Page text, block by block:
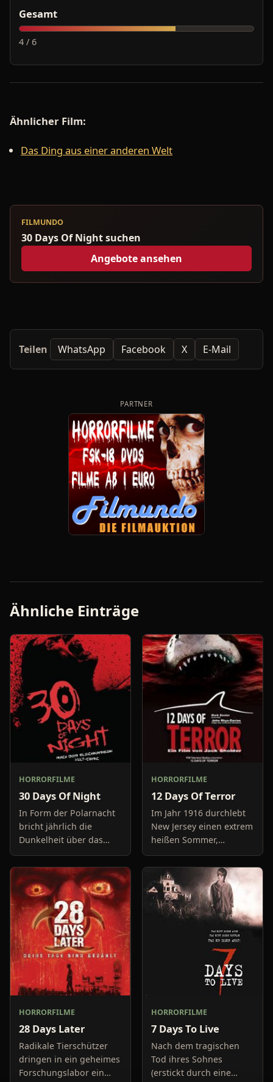
Gesamt
4 / 6
Ähnlicher Film:
Das Ding aus einer anderen Welt
FILMUNDO
30 Days Of Night suchen
Angebote ansehen
Teilen WhatsApp Facebook X E-Mail
PARTNER
Ähnliche Einträge
HORRORFILME
30 Days Of Night
In Form der Polarnacht
bricht jährlich die
Dunkelheit über das
kleine Dörfchen Barrow
in Alaska ein. Daher
verschwindet die
meisten der Einwohner
am letzten
HORRORFILME
12 Days Of Terror
Im Jahr 1916 durchlebt
New Jersey einen extrem
heißen Sommer,
während in Europa der
Krieg tobt. Die
Bewohner eines kleinen
Küstenortes leiden sehr
unter der
HORRORFILME
28 Days Later
Radikale Tierschützer
dringen in ein geheimes
Forschungslabor ein
HORRORFILME
7 Days To Live
Nach dem tragischen
Tod ihres Sohnes
(erstickt durch eine